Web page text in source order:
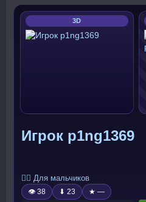
3D
Игрок p1ng1369
🧍‍♂️ Для мальчиков
👁 38 ⬇ 23 ★ —